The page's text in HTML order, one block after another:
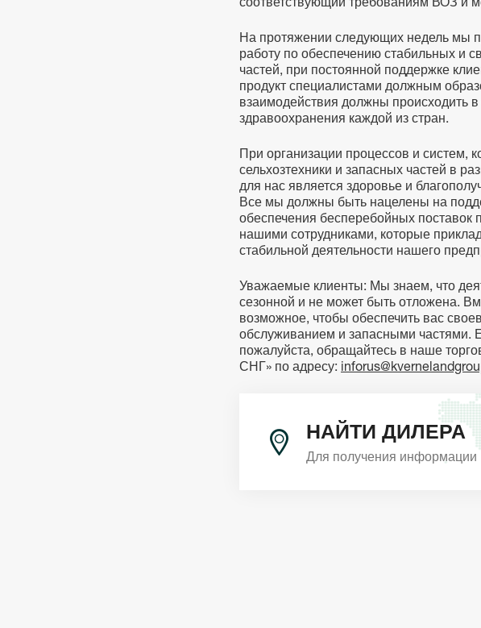
На протяжении следующих недель мы
работу по обеспечению стабильных и
частей, при постоянной поддержке
продукт специалистами должным
взаимодействия должны происходить
здравоохранения каждой из стран.
При организации процессов и систем,
сельхозтехники и запасных частей в
для нас является здоровье и
Все мы должны быть нацелены на
обеспечения бесперебойных
нашими сотрудниками, которые
стабильной деятельности нашего
Уважаемые клиенты: Мы знаем, что
сезонной и не может быть отложена.
возможное, чтобы обеспечить вас
обслуживанием и запасными частями.
пожалуйста, обращайтесь в наше
СНГ» по адресу:
НАЙТИ ДИЛЕРА
Для получения информации